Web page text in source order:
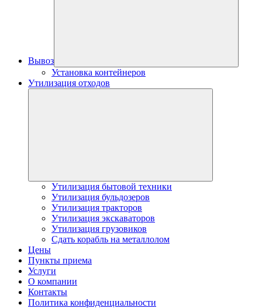
Вывоз
Установка контейнеров
Утилизация отходов
Утилизация бытовой техники
Утилизация бульдозеров
Утилизация тракторов
Утилизация экскаваторов
Утилизация грузовиков
Сдать корабль на металлолом
Цены
Пункты приема
Услуги
О компании
Контакты
Политика конфиденциальности